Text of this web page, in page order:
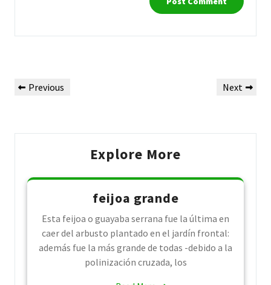
navigation
Previous
Previous
Next
Next
Explore More
feijoa grande
Esta feijoa o guayaba serrana fue la última en
caer del arbusto plantado en el jardín frontal:
además fue la más grande de todas -debido a la
polinización cruzada, los